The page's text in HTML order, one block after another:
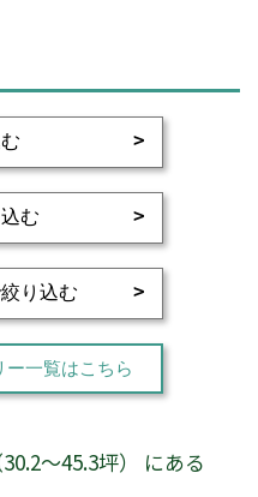
一覧はこちら
～45.3坪） にある